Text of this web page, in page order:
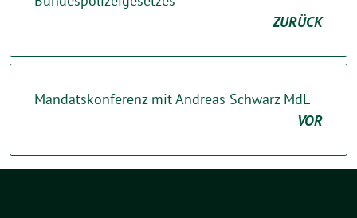
ZURÜCK
Mandatskonferenz mit Andreas Schwarz MdL
VOR